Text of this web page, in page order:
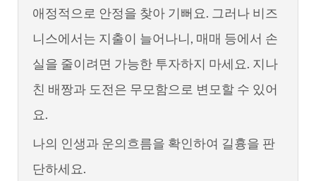
애정적으로 안정을 찾아 기뻐요. 그러나 비즈
니스에서는 지출이 늘어나니, 매매 등에서 손
실을 줄이려면 가능한 투자하지 마세요. 지나
친 배짱과 도전은 무모함으로 변모할 수 있어
요.
나의 인생과 운의흐름을 확인하여 길흉을 판
단하세요.